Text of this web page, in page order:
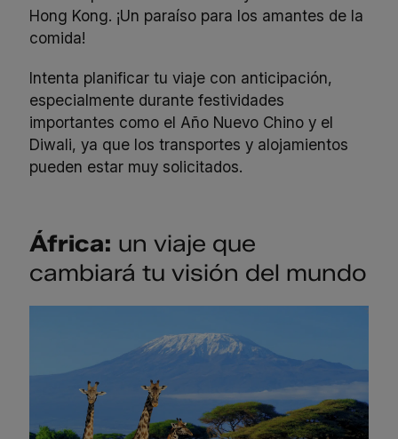
Hong Kong. ¡Un paraíso para los amantes de la
comida!
Intenta planificar tu viaje con anticipación,
especialmente durante festividades
importantes como el Año Nuevo Chino y el
Diwali, ya que los transportes y alojamientos
pueden estar muy solicitados.
África: un viaje que
cambiará tu visión del mundo